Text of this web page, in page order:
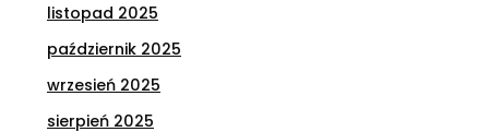
listopad 2025
październik 2025
wrzesień 2025
sierpień 2025